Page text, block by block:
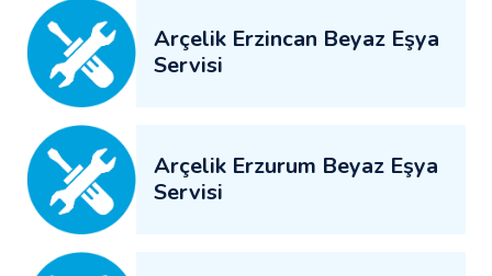
Arçelik Erzincan Beyaz Eşya
Servisi
Arçelik Erzurum Beyaz Eşya
Servisi